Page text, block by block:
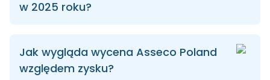
w 2025 roku?
Jak wygląda wycena Asseco Poland
względem zysku?